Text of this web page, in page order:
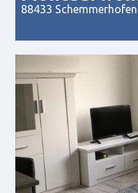
88433 Schemmerhofen